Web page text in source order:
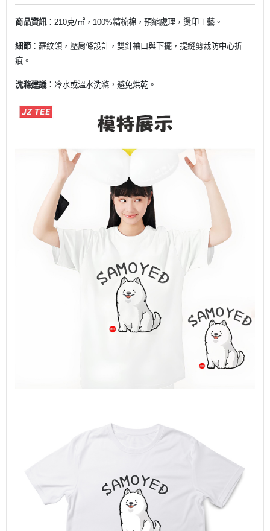
商品資訊 ：210克/㎡，100%精梳棉，預縮處理，燙印工藝。
細節 ：羅紋領，壓肩條設計，雙針袖口與下擺，提縫剪裁防中心折
痕。
洗滌建議：冷水或溫水洗滌，避免烘乾。